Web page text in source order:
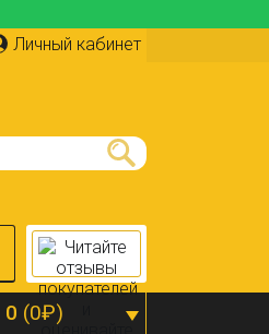
Личный кабинет
0 (0₽)